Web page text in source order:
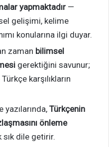
yapmaktadır —
gelişimi, kelime
konularına ilgi duyar.
zaman bilimsel
gerektiğini savunur;
karşılıkların
Türkçenin
önleme
sık dile getirir.